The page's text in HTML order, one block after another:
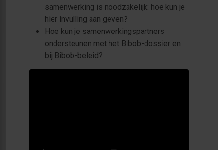
samenwerking is noodzakelijk: hoe kun je
hier invulling aan geven?
Hoe kun je samenwerkingspartners
ondersteunen met het Bibob-dossier en
bij Bibob-beleid?